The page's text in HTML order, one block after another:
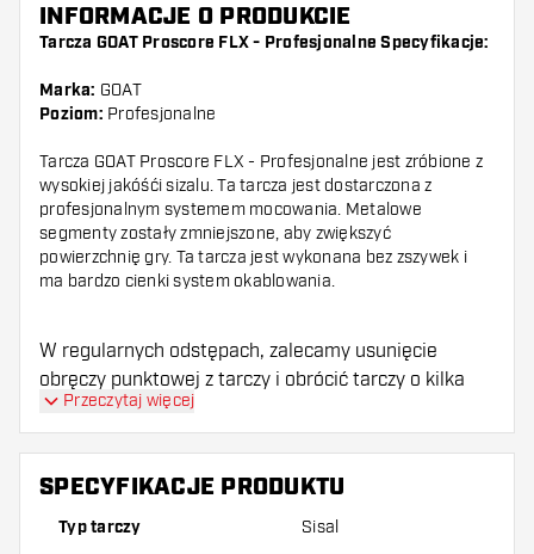
INFORMACJE O PRODUKCIE
Tarcza GOAT Proscore FLX - Profesjonalne Specyfikacje:
Marka: GOAT
Poziom: Profesjonalne
Tarcza GOAT Proscore FLX - Profesjonalne jest zróbione z
wysokiej jakóśći sizalu. Ta tarcza jest dostarczona z
profesjonalnym systemem mocowania. Metalowe
segmenty zostały zmniejszone, aby zwiększyć
powierzchnię gry. Ta tarcza jest wykonana bez zszywek i
ma bardzo cienki system okablowania.
W regularnych odstępach, zalecamy usunięcie
obręczy punktowej z tarczy i obrócić tarczy o kilka
segmentów. Obracanie tarczy regularnie
rozprzestrzeni zużycie, aby dać najdłuższe życie
Przeczytaj więcej
SPECYFIKACJE PRODUKTU
Typ tarczy Sisal